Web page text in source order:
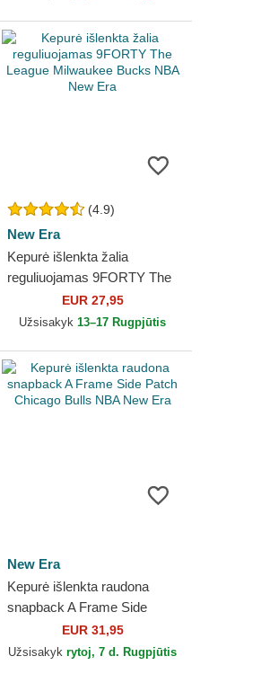
(4.9)
New Era
Kepurė išlenkta žalia
reguliuojamas 9FORTY The
League Milwaukee Bucks
NBA New Era
EUR 27,95
Užsisakyk13–17 Rugpjūtis
New Era
Kepurė išlenkta raudona
snapback A Frame Side
Patch Chicago Bulls NBA
New Era
EUR 31,95
Užsisakykrytoj, 7 d. Rugpjūtis